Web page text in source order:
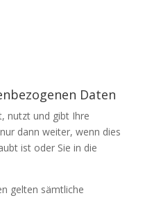
Daten
nutzt und gibt Ihre
dann weiter, wenn dies
ist oder Sie in die
gelten sämtliche